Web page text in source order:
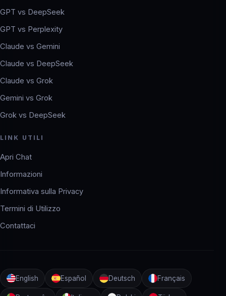
GPT vs DeepSeek
GPT vs Perplexity
Claude vs Gemini
Claude vs DeepSeek
Claude vs Grok
Gemini vs Grok
Grok vs DeepSeek
LINK UTILI
Apri Chat
Informazioni
Informativa sulla Privacy
Termini di Utilizzo
Contattaci
English Español Deutsch Français